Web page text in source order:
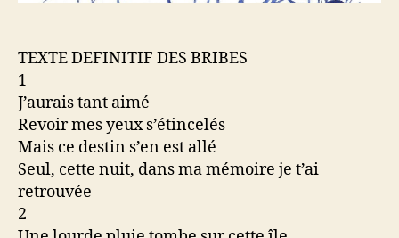
TEXTE DEFINITIF DES BRIBES
1
J’aurais tant aimé
Revoir mes yeux s’étincelés
Mais ce destin s’en est allé
Seul, cette nuit, dans ma mémoire je t’ai
retrouvée
2